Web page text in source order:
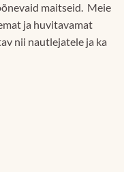
maitseid. Meie
ja huvitavamat
nii nautlejatele ja ka